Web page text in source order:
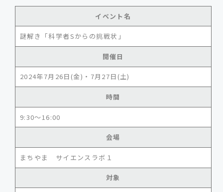
イベント名
謎解き「科学者Sからの挑戦状」
開催日
2024年7月26日(金)・7月27日(土)
時間
9:30～16:00
会場
まちやま サイエンスラボ１
対象